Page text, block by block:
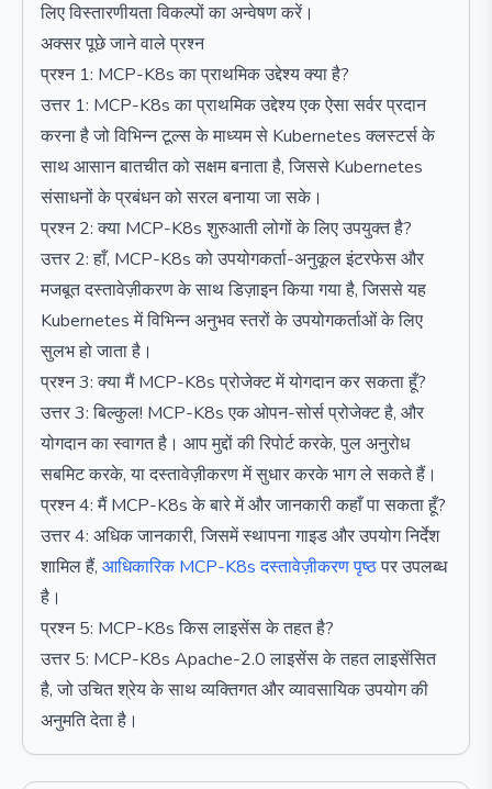
लिए विस्तारणीयता विकल्पों का अन्वेषण करें।
अक्सर पूछे जाने वाले प्रश्न
प्रश्न 1: MCP-K8s का प्राथमिक उद्देश्य क्या है?
उत्तर 1: MCP-K8s का प्राथमिक उद्देश्य एक ऐसा सर्वर प्रदान
करना है जो विभिन्न टूल्स के माध्यम से Kubernetes क्लस्टर्स के
साथ आसान बातचीत को सक्षम बनाता है, जिससे Kubernetes
संसाधनों के प्रबंधन को सरल बनाया जा सके।
प्रश्न 2: क्या MCP-K8s शुरुआती लोगों के लिए उपयुक्त है?
उत्तर 2: हाँ, MCP-K8s को उपयोगकर्ता-अनुकूल इंटरफेस और
मजबूत दस्तावेज़ीकरण के साथ डिज़ाइन किया गया है, जिससे यह
Kubernetes में विभिन्न अनुभव स्तरों के उपयोगकर्ताओं के लिए
सुलभ हो जाता है।
प्रश्न 3: क्या मैं MCP-K8s प्रोजेक्ट में योगदान कर सकता हूँ?
उत्तर 3: बिल्कुल! MCP-K8s एक ओपन-सोर्स प्रोजेक्ट है, और
योगदान का स्वागत है। आप मुद्दों की रिपोर्ट करके, पुल अनुरोध
सबमिट करके, या दस्तावेज़ीकरण में सुधार करके भाग ले सकते हैं।
प्रश्न 4: मैं MCP-K8s के बारे में और जानकारी कहाँ पा सकता हूँ?
उत्तर 4: अधिक जानकारी, जिसमें स्थापना गाइड और उपयोग निर्देश
शामिल हैं, आधिकारिक MCP-K8s दस्तावेज़ीकरण पृष्ठपर उपलब्ध
है।
प्रश्न 5: MCP-K8s किस लाइसेंस के तहत है?
उत्तर 5: MCP-K8s Apache-2.0 लाइसेंस के तहत लाइसेंसित
है, जो उचित श्रेय के साथ व्यक्तिगत और व्यावसायिक उपयोग की
अनुमति देता है।